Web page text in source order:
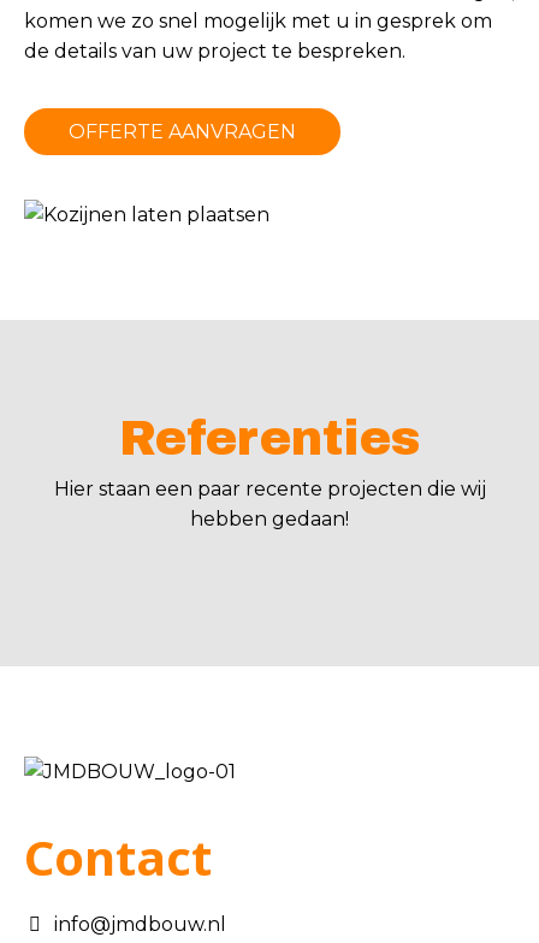
komen we zo snel mogelijk met u in gesprek om
de details van uw project te bespreken.
OFFERTE AANVRAGEN
Referenties
Hier staan een paar recente projecten die wij
hebben gedaan!
Contact
info@jmdbouw.nl